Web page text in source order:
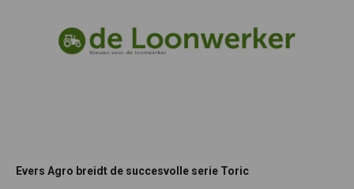
Evers Agro breidt de succesvolle serie Toric